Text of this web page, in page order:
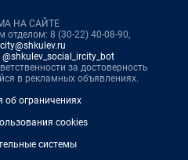
НА САЙТЕ
отделом: 8 (30-22) 40-08-90,
@shkulev_social_ircity_bot
за достоверность
в рекламных объявлениях.
ограничениях
cookies
системы